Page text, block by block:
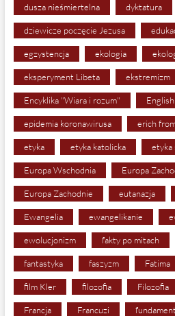
dusza nieśmiertelna dyktatura
dziewicze poczęcie Jezusa
egzystencja ekologia
eksperyment Libeta ekstremizm
Encyklika "Wiara i rozum" English
epidemia koronawirusa erich
etyka etyka katolicka etyka
Europa Wschodnia Europa
Europa Zachodnie eutanazja
Ewangelia ewangelikanie
ewolucjonizm fakty po mitach
fantastyka faszyzm Fatima
film Kler filozofia Filozofia
Francja Francuzi